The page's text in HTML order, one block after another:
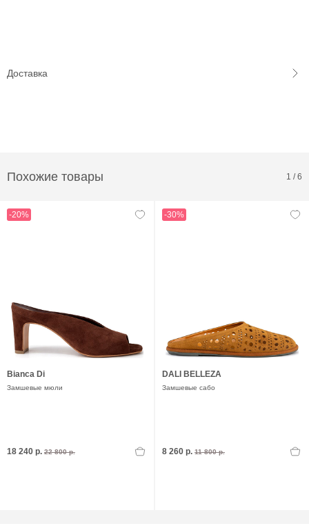
Доставка
Похожие товары 1 /6
-20%
Bianca Di
Замшевые мюли
18 240 р. 22 800 р.
-30%
DALI BELLEZA
Замшевые сабо
8 260 р. 11 800 р.